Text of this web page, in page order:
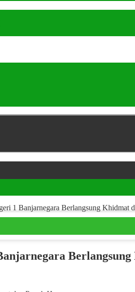
1 Banjarnegara Berlangsung Khidmat